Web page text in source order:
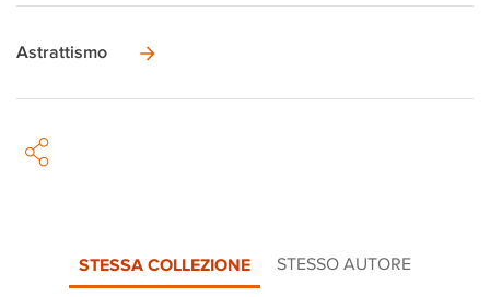
Astrattismo
STESSA COLLEZIONE STESSO AUTORE